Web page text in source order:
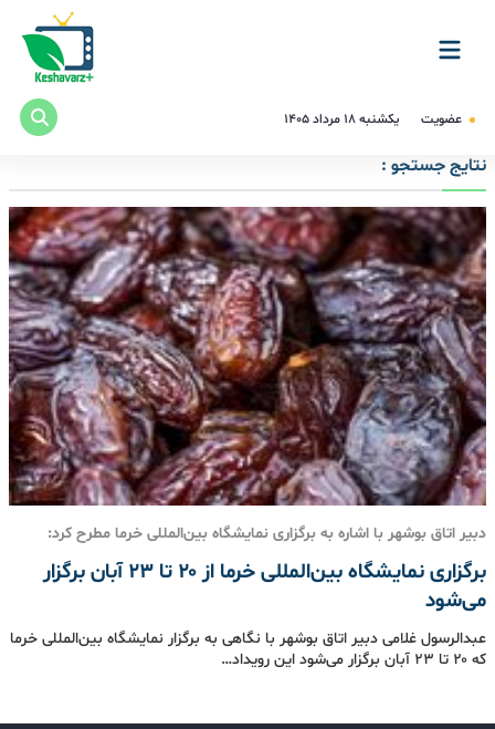
عضویت یکشنبه ۱۸ مرداد ۱۴۰۵
نتایج جستجو :
دبیر اتاق بوشهر با اشاره به برگزاری نمایشگاه بین‌المللی خرما مطرح کرد:
برگزاری نمایشگاه بین‌المللی خرما از ۲۰ تا ۲۳ آبان برگزار
می‌شود
عبدالرسول غلامی دبیر اتاق بوشهر با نگاهی به برگزار نمایشگاه بین‌المللی خرما
که ۲۰ تا ۲۳ آبان برگزار می‌شود این رویداد…